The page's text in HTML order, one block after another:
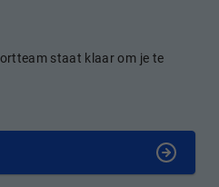
staat klaar om je te